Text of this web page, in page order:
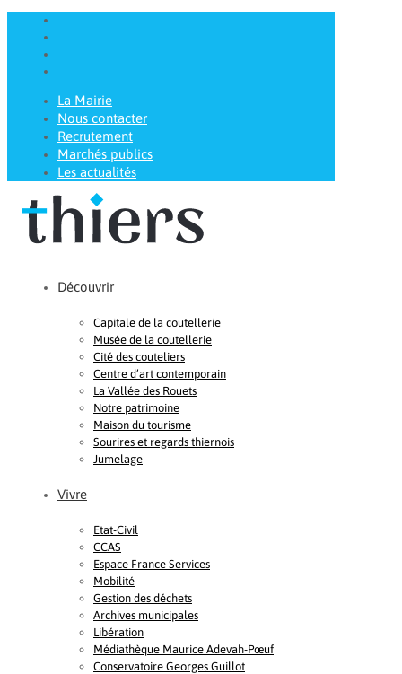
La Mairie
Nous contacter
Recrutement
Marchés publics
Les actualités
Découvrir
Capitale de la coutellerie
Musée de la coutellerie
Cité des couteliers
Centre d’art contemporain
La Vallée des Rouets
Notre patrimoine
Maison du tourisme
Sourires et regards thiernois
Jumelage
Vivre
Etat-Civil
CCAS
Espace France Services
Mobilité
Gestion des déchets
Archives municipales
Libération
Médiathèque Maurice Adevah-Pœuf
Conservatoire Georges Guillot